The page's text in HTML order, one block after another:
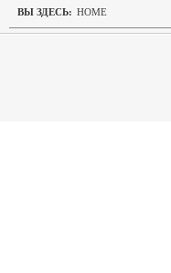
ВЫ ЗДЕСЬ: HOME